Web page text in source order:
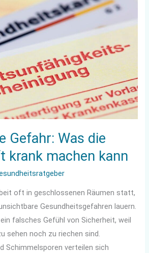
Gefahr: Was die
krank machen kann
oft in geschlossenen Räumen statt,
Gesundheitsgefahren lauern.
falsches Gefühl von Sicherheit, weil
sehen noch zu riechen sind.
Schimmelsporen verteilen sich